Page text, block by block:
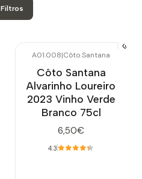
Filtros
A01.008|Côto Santana
Côto Santana
Alvarinho Loureiro
2023 Vinho Verde
Branco 75cl
6,50€
4.3